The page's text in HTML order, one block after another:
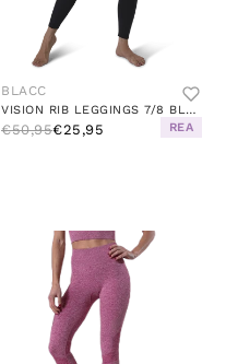
BLACC
VISION RIB LEGGINGS 7/8 BLACK
€50,95€25,95 REA